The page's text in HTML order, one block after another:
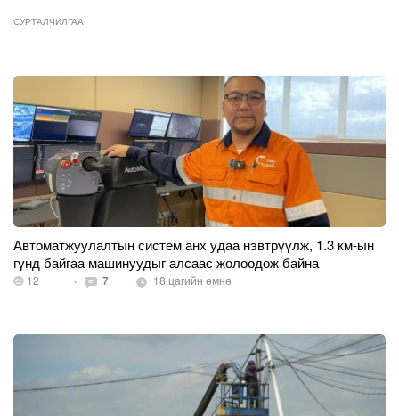
СУРТАЛЧИЛГАА
Автоматжуулалтын систем анх удаа нэвтрүүлж, 1.3 км-ын
гүнд байгаа машинуудыг алсаас жолоодож байна
12 · 7 18 цагийн өмнө